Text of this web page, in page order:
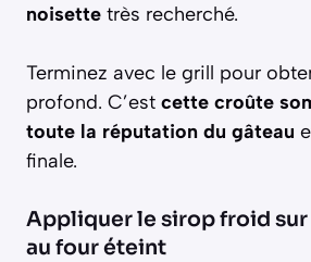
noisette très recherché.
Terminez avec le grill pour
profond. C’est cette croûte
toute la réputation du gâteau
finale.
Appliquer le sirop froid sur
au four éteint